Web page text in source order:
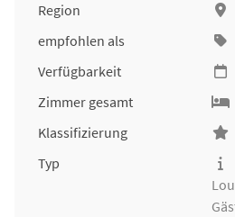
Region
empfohlen als
Verfügbarkeit
Zimmer gesamt
Klassifizierung
Typ